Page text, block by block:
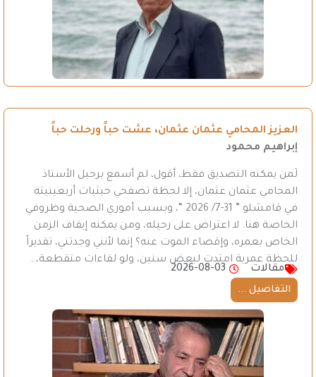
العزيز المحامي عثمان عثمان، عشت حباً ورحلت حباً
إبراهيم محمود
لَمن يمكنه التصديق فقط، أقول، لم أسمع برحيل الأستاذ
المحامي عثمان عثمان، إلا لحظة تصفحي حيثيات أربعينيته
في قامشلو ” 31-7/ 2026 “، وبسبب أموري الصحية وظروفي
الخاصة هنا. لا اعتراض على رحيله، ومن يمكنه إيقاف الزمن
الخاص بعمره، وإقصاء الموت عنه؟ إنما لأنني وجدتني، تقديراً
للحظة عمرية امتدت لبعض سنين، ولو لقاءات متقطعة،…
مقالات
2026-08-03
التفاصيل ...